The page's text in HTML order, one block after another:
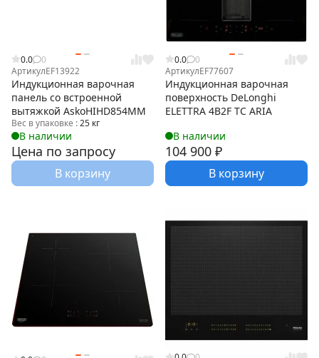
0.0
0
АртикулEF13922
Индукционная варочная
панель со встроенной
вытяжкой AskoHIHD854MM
Вес в упаковке :25 кг
В наличии
Цена по запросу
В корзину
0.0
0
АртикулEF77607
Индукционная варочная
поверхность DeLonghi
ELETTRA 4B2F TC ARIA
В наличии
104 900 ₽
В корзину